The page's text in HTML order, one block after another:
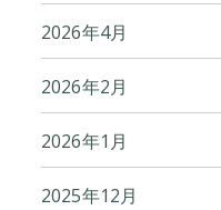
2026年4月
2026年2月
2026年1月
2025年12月